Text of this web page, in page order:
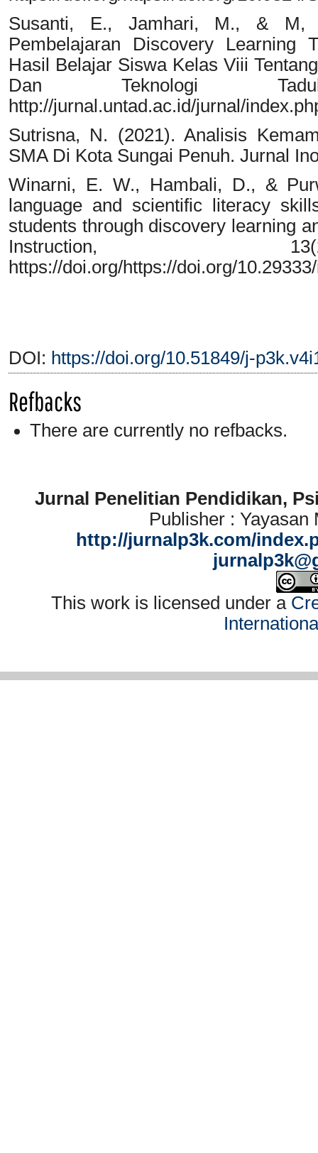
Susanti, E., Jamhari, M., & M,
Pembelajaran Discovery Learning
Hasil Belajar Siswa Kelas Viii
Dan Teknologi
http://jurnal.untad.ac.id/jurnal/
Sutrisna, N. (2021). Analisis
SMA Di Kota Sungai Penuh. Jurnal
Winarni, E. W., Hambali, D., &
language and scientific literacy
students through discovery learning
Instruction,
https://doi.org/https://doi.org/
DOI: https://doi.org/10.51849/j-
Refbacks
There are currently no refbacks.
Jurnal Penelitian Pendidikan,
Publisher : Yayasan
http://jurnalp3k.com/
This work is licensed under a